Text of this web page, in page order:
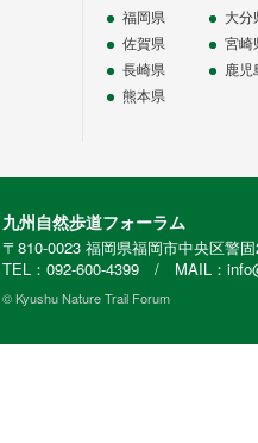
福岡県
佐賀県
長崎県
熊本県
大分
宮崎
鹿児
九州自然歩道フォーラム
〒810-0023 福岡県福岡市中央区警
TEL：092-600-4399 / MAIL：
© Kyushu Nature Trail Forum